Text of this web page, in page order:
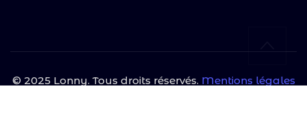
© 2025 Lonny. Tous droits réservés. Mentions légales